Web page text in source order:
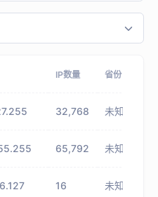
IP数量 省份
32,768 未知
65,792 未知
16 未知